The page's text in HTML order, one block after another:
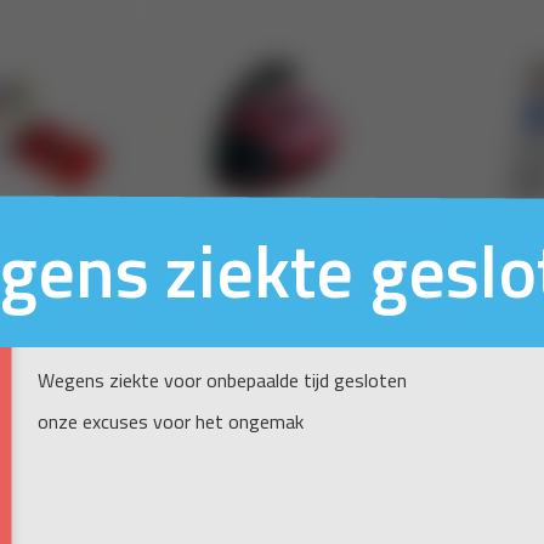
ziekte
Wegens ziekte voor onbepaalde tijd gesloten
onze excuses voor het ongemak